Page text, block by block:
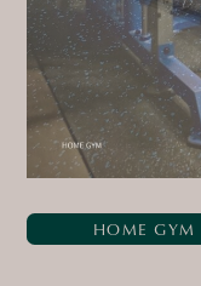
HOME GYM